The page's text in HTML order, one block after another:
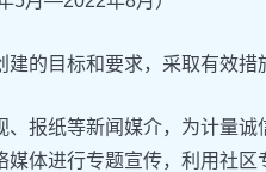
的目标和要求，采取有效措
、报纸等新闻媒介，为计量
体进行专题宣传，利用社